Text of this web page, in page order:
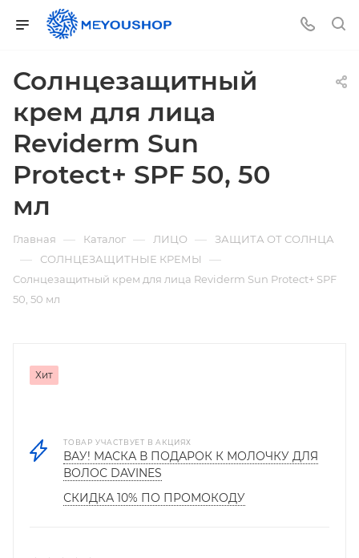
Солнцезащитный
крем для лица
Reviderm Sun
Protect+ SPF 50, 50
мл
Главная — Каталог — ЛИЦО — ЗАЩИТА ОТ СОЛНЦА
— СОЛНЦЕЗАЩИТНЫЕ КРЕМЫ —
Солнцезащитный крем для лица Reviderm Sun Protect+ SPF
50, 50 мл
Хит
ТОВАР УЧАСТВУЕТ В АКЦИЯХ
ВАУ! МАСКА В ПОДАРОК К МОЛОЧКУ ДЛЯ
ВОЛОС DAVINES
СКИДКА 10% ПО ПРОМОКОДУ